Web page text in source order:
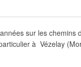
sur les chemins
à Vézelay